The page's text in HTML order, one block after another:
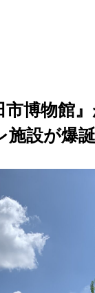
博物館
設が爆誕